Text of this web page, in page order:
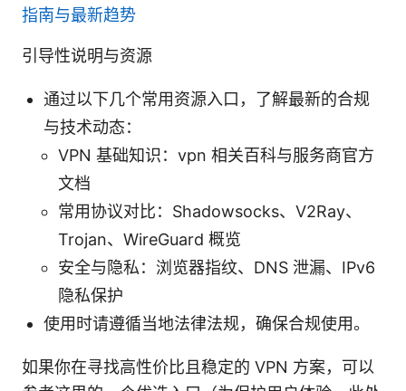
指南与最新趋势
引导性说明与资源
通过以下几个常用资源入口，了解最新的合规
与技术动态：
VPN 基础知识：vpn 相关百科与服务商官方
文档
常用协议对比：Shadowsocks、V2Ray、
Trojan、WireGuard 概览
安全与隐私：浏览器指纹、DNS 泄漏、IPv6
隐私保护
使用时请遵循当地法律法规，确保合规使用。
如果你在寻找高性价比且稳定的 VPN 方案，可以